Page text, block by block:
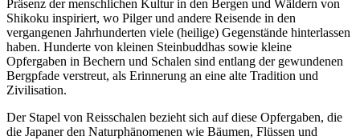
Präsenz der menschlichen Kultur in den Bergen und Wäldern von
Shikoku inspiriert, wo Pilger und andere Reisende in den
vergangenen Jahrhunderten viele (heilige) Gegenstände hinterlassen
haben. Hunderte von kleinen Steinbuddhas sowie kleine
Opfergaben in Bechern und Schalen sind entlang der gewundenen
Bergpfade verstreut, als Erinnerung an eine alte Tradition und
Zivilisation.
Der Stapel von Reisschalen bezieht sich auf diese Opfergaben, die
die Japaner den Naturphänomenen wie Bäumen, Flüssen und